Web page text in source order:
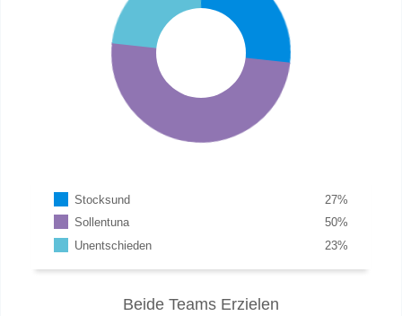
Stocksund %
27
Sollentuna
%
50
Unentschieden
%
23
Beide Teams Erzielen